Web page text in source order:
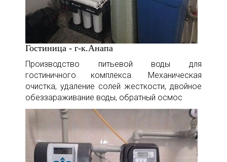
Гостиница - г-к.Анапа
Производство питьевой воды для
гостиничного комплекса. Механическая
очистка, удаление солей жесткости, двойное
обеззараживание воды, обратный осмос